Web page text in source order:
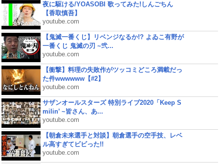
夜に駆ける/YOASOBI 歌ってみた!しんごちん
【香取慎吾】
youtube.com
【鬼滅一番くじ】リベンジなるか!? よゐこ有野が
一番くじ 鬼滅の刃 ~弐...
youtube.com
【衝撃】料理の失敗作がツッコミどころ満載だっ
た件wwwwww【#2】
youtube.com
サザンオールスターズ 特別ライブ2020「Keep S
milin’ ~皆さん、あ...
youtube.com
【朝倉未来選手と対談】朝倉選手の空手技、レベ
ル高すぎてビビった!!
youtube.com